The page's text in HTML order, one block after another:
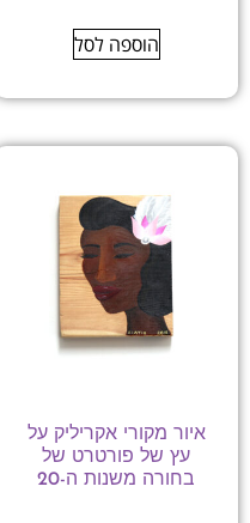
הוספה לסל
איור מקורי אקריליק על
עץ של פורטרט של
בחורה משנות ה-20